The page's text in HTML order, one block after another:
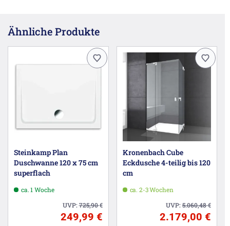
Ähnliche Produkte
Steinkamp Plan
Duschwanne 120 x 75 cm
superflach
ca. 1 Woche
UVP:725,90€
249,99 €
Kronenbach Cube
Eckdusche 4-teilig bis 120
cm
ca. 2-3 Wochen
UVP:5.060,48€
2.179,00 €